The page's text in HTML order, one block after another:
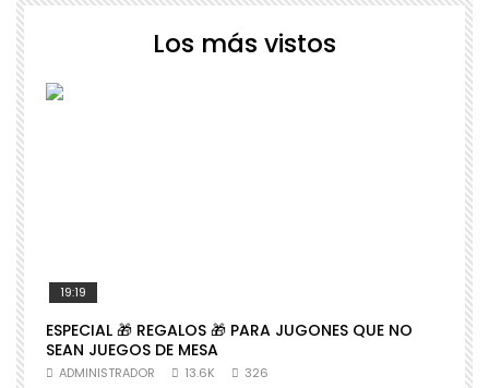
Los más vistos
19:19
ESPECIAL 🎁 REGALOS 🎁 PARA JUGONES QUE NO
SEAN JUEGOS DE MESA
ADMINISTRADOR 13.6K 326